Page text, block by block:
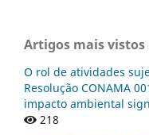
Artigos mais
O rol de atividades
Resolução CONAMA
impacto ambiental
218